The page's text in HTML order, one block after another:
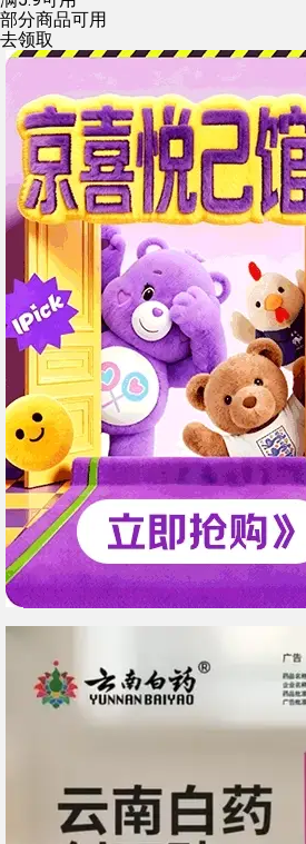
部分商品可用
去领取